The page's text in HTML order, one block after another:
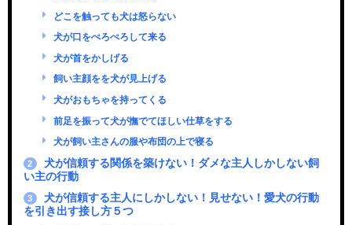
どこを触っても犬は怒らない
犬が口をぺろぺろして来る
犬が首をかしげる
飼い主顔をを犬が見上げる
犬がおもちゃを持ってくる
前足を振って犬が撫でてほしい仕草をする
犬が飼い主さんの服や布団の上で寝る
2
犬が信頼する関係を築けない！ダメな主人しかしない飼
い主の行動
3
犬が信頼する主人にしかしない！見せない！愛犬の行動
を引き出す接し方５つ